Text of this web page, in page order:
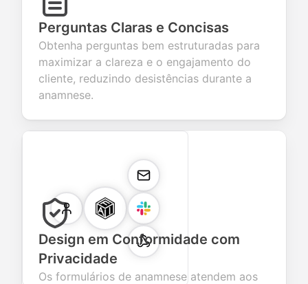
Perguntas Claras e Concisas
Obtenha perguntas bem estruturadas para
maximizar a clareza e o engajamento do
cliente, reduzindo desistências durante a
anamnese.
Design em Conformidade com
Privacidade
Os formulários de anamnese atendem aos